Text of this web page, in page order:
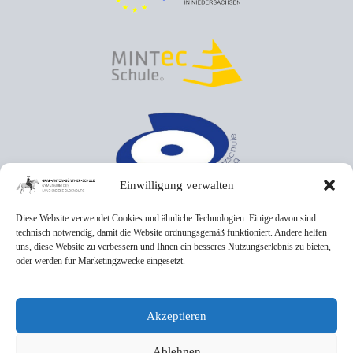
Einwilligung verwalten
Diese Website verwendet Cookies und ähnliche Technologien. Einige davon sind
technisch notwendig, damit die Website ordnungsgemäß funktioniert. Andere helfen
uns, diese Website zu verbessern und Ihnen ein besseres Nutzungserlebnis zu bieten,
oder werden für Marketingzwecke eingesetzt.
Akzeptieren